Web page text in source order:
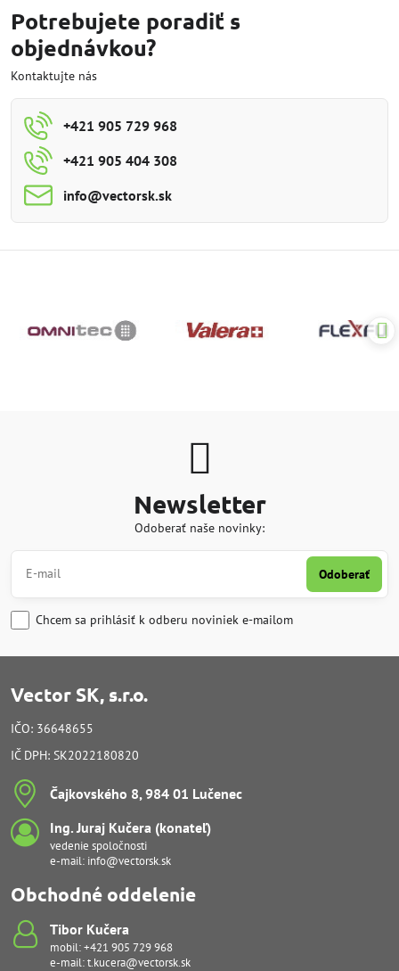
Potrebujete poradiť s
objednávkou?
Kontaktujte nás
+421 905 729 968
+421 905 404 308
info​@vectorsk​.sk
Newsletter
Odoberať naše novinky:
Odoberať
Chcem sa prihlásiť k odberu noviniek e-mailom
Vector SK, s.r.o.
IČO: 36648655
IČ DPH: SK2022180820
Čajkovského 8, 984 01 Lučenec
Ing​. Juraj Kučera (konateľ)
vedenie spoločnosti
e-mail: info@vectorsk.sk
Obchodné oddelenie
Tibor Kučera
mobil:+421 905 729 968
e-mail:t.kucera@vectorsk.sk